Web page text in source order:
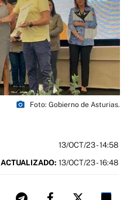
photo_camera Foto: Gobierno de Asturias.
13/OCT/23- 14:58
ACTUALIZADO: 13/OCT/23 - 16:48